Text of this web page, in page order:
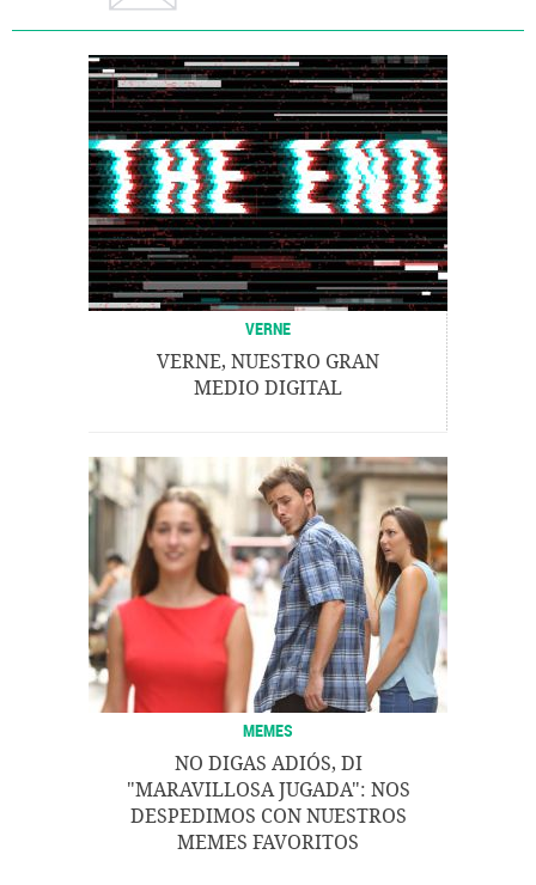
VERNE
VERNE, NUESTRO GRAN
MEDIO DIGITAL
MEMES
NO DIGAS ADIÓS, DI
"MARAVILLOSA JUGADA": NOS
DESPEDIMOS CON NUESTROS
MEMES FAVORITOS